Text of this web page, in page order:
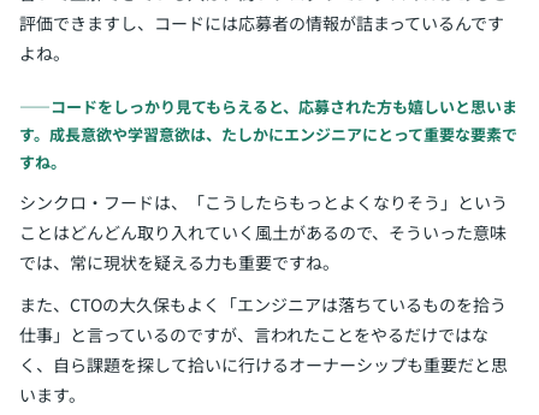
評価できますし、コードには応募者の情報が詰まっているんです
よね。
――コードをしっかり見てもらえると、応募された方も嬉しいと思いま
す。成長意欲や学習意欲は、たしかにエンジニアにとって重要な要素で
すね。
シンクロ・フードは、「こうしたらもっとよくなりそう」という
ことはどんどん取り入れていく風土があるので、そういった意味
では、常に現状を疑える力も重要ですね。
また、CTOの大久保もよく「エンジニアは落ちているものを拾う
仕事」と言っているのですが、言われたことをやるだけではな
く、自ら課題を探して拾いに行けるオーナーシップも重要だと思
います。